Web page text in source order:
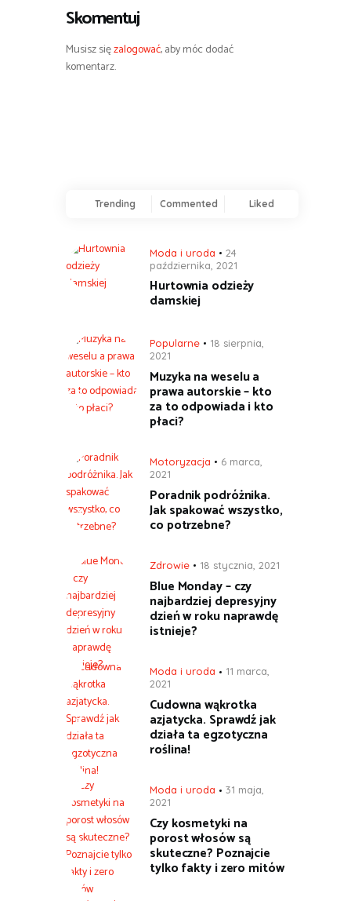
Skomentuj
Musisz sięzalogować, aby móc dodać
komentarz.
Trending Commented Liked
Moda i uroda
24
października, 2021
Hurtownia odzieży
damskiej
Popularne
18 sierpnia,
2021
Muzyka na weselu a
prawa autorskie – kto
za to odpowiada i kto
płaci?
Motoryzacja
6 marca,
2021
Poradnik podróżnika.
Jak spakować wszystko,
co potrzebne?
Zdrowie 18 stycznia, 2021
Blue Monday – czy
najbardziej depresyjny
dzień w roku naprawdę
istnieje?
Moda i uroda
11 marca,
2021
Cudowna wąkrotka
azjatycka. Sprawdź jak
działa ta egzotyczna
roślina!
Moda i uroda
31 maja,
2021
Czy kosmetyki na
porost włosów są
skuteczne? Poznajcie
tylko fakty i zero mitów